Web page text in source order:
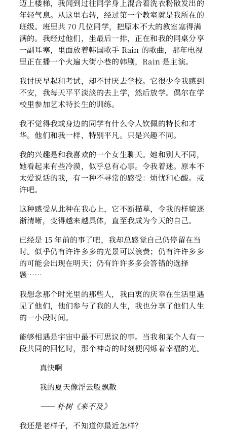
迈上楼梯，我闻到过往同学身上混合着洗衣粉散发出的
年轻气息。从这里右转，经过第一个教室就是我所在的
班级。班里共 70 几位同学，把原本不大的教室塞得满
满的。我经过他们，坐最后一排，正在和我的同桌分享
一副耳塞，里面放着韩国歌手 Rain 的歌曲，那年电视
里正在播一个火遍大街小巷的韩剧，Rain 是主演。
我讨厌早起和考试，却不讨厌去学校。它很少令我感到
不安，我每天平平淡淡的去上学，然后放学。偶尔在学
校里参加艺术特长生的训练。
我不觉得我或身边的同学有什么令人钦佩的特长和才
华。他们和我一样，特别平凡。只是兴趣不同。
我的兴趣是和我喜欢的一个女生聊天。她和别人不同，
她看起来有些冷漠，似乎总有心事。令我着迷。原本不
太爱说话的我，有一种不寻常的感受：烦忧和心酸。或
许吧。
这种感受从此种在我心上，它不断描摹，令我的样貌逐
渐清晰，变得越来越具体，直至我成为今天的自己。
已经是 15 年前的事了吧，我却总感觉自己仍停留在当
时。似乎仍有许许多多的光景可以浪费；仍有许许多多
的可能会出现在明天；仍有许许多多会答错的选择
题……
我想念那个时光里的那些人，我由衷的庆幸在生活里遇
见了他们，他们参与了我的人生，我也分享了他们人生
的一小段时间。
能够相遇是宇宙中最不可思议的事。当我和某个人有一
段共同的回忆时，那个神奇的时刻便闪烁着幸福的光。
真快啊
我的夏天像浮云般飘散
—— 朴树《来不及》
我还是老样子，不知道你最近怎样？